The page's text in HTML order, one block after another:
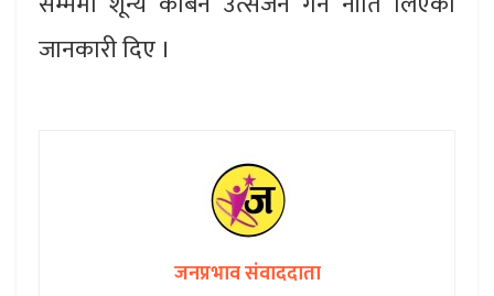
जानकारी दिए ।
जनप्रभाव संवाददाता